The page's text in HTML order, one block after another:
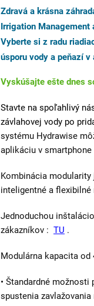
Zdravá a krásna
Irrigation Management
Vyberte si z radu
úsporu vody a peňazí
Vyskúšajte ešte dnes
Stavte na spoľahlivý
závlahovej vody po
systému Hydrawise
aplikáciu v
Kombinácia
inteligentné a flexibilné
Jednoduchou
zákazníkov : TU .
Modulárna kapacita
• Štandardné
spustenia zavlažovania